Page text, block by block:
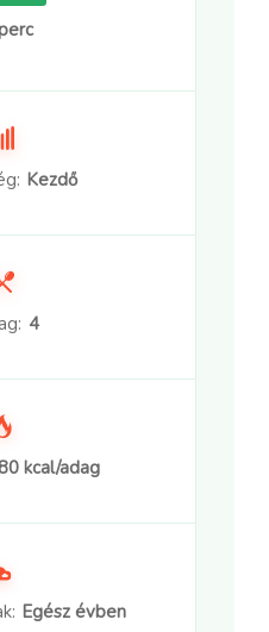
Kezdő
4
kcal/adag
Egész évben